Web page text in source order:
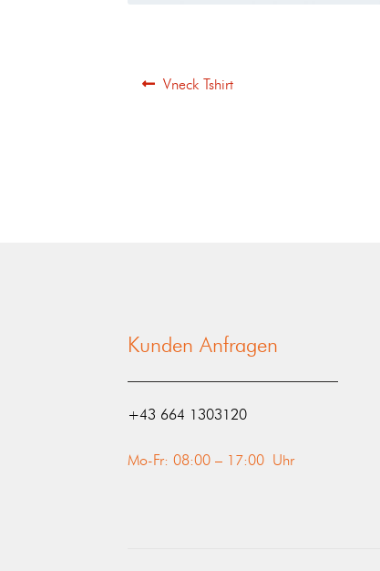
Vneck Tshirt
Kunden Anfragen
‭+43 664 1303120‬
Mo-Fr: 08:00 – 17:00 Uhr